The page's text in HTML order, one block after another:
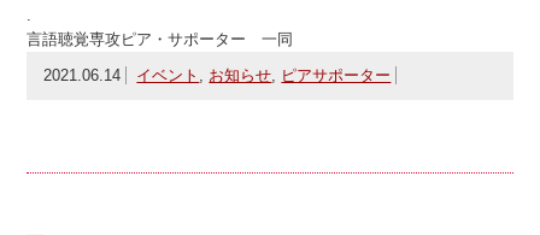
.
言語聴覚専攻ピア・サポーター 一同
2021.06.14
イベント , お知らせ, ピアサポーター